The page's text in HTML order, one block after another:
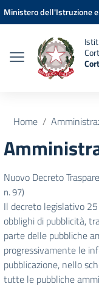
Vai ai contenuti
Vai al menu di
Vai al footer
Ministero dell'Istruzione
Home
Nuovo Decreto
n. 97)
Il decreto legislativo
obblighi di pubblicità,
parte delle pubbliche
progressivamente le
pubblicazione, nello
tutte le pubbliche